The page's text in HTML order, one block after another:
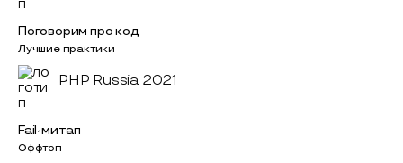
Поговорим про код
Лучшие практики
PHP Russia 2021
Fail-митап
Оффтоп